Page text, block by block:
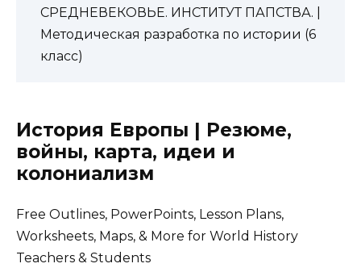
СРЕДНЕВЕКОВЬЕ. ИНСТИТУТ ПАПСТВА. |
Методическая разработка по истории (6
класс)
История Европы | Резюме,
войны, карта, идеи и
колониализм
Free Outlines, PowerPoints, Lesson Plans,
Worksheets, Maps, & More for World History
Teachers & Students